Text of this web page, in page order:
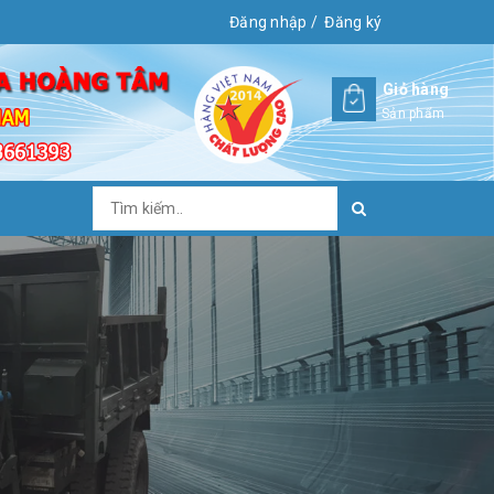
Đăng nhập /Đăng ký
Giỏ hàng
Sản phẩm